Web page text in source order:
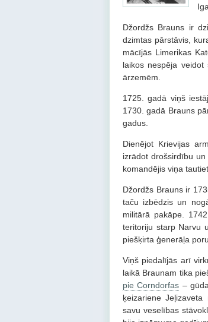
Džordžs Brauns ir
dzimtas pārstāvis,
mācījās Limerikas
laikos nespēja
ārzemēm.
1725. gadā viņš
1730. gadā Brauns
gadus.
Dienējot Krievijas
izrādot drošsirdību
komandējis viņa
Džordžs Brauns ir
taču izbēdzis un
militārā pakāpe.
teritoriju starp Narvu
piešķirta ģenerāļa
Viņš piedalījās arī
laikā Braunam tika
pie Corndorfas –
ķeizariene
savu veselības